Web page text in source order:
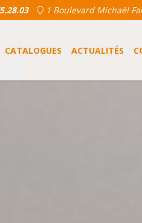
1 Boulevard Michaël
CATALOGUES ACTUALITÉS